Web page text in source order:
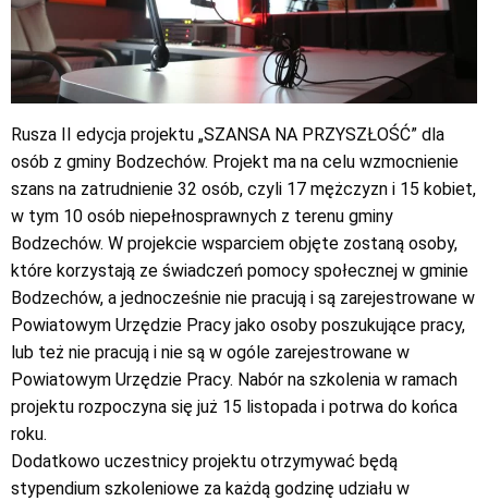
Rusza II edycja projektu „SZANSA NA PRZYSZŁOŚĆ” dla
osób z gminy Bodzechów. Projekt ma na celu wzmocnienie
szans na zatrudnienie 32 osób, czyli 17 mężczyzn i 15 kobiet,
w tym 10 osób niepełnosprawnych z terenu gminy
Bodzechów. W projekcie wsparciem objęte zostaną osoby,
które korzystają ze świadczeń pomocy społecznej w gminie
Bodzechów, a jednocześnie nie pracują i są zarejestrowane w
Powiatowym Urzędzie Pracy jako osoby poszukujące pracy,
lub też nie pracują i nie są w ogóle zarejestrowane w
Powiatowym Urzędzie Pracy. Nabór na szkolenia w ramach
projektu rozpoczyna się już 15 listopada i potrwa do końca
roku.
Dodatkowo uczestnicy projektu otrzymywać będą
stypendium szkoleniowe za każdą godzinę udziału w